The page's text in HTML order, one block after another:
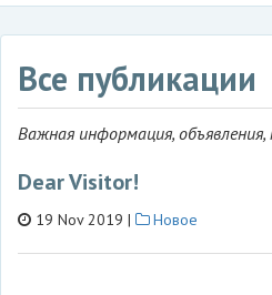
Все публикации
Важная информация, объявления,
Dear Visitor!
19 Nov 2019 | Новое